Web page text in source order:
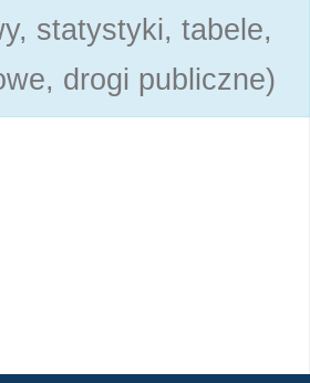
statystyki, tabele,
drogi publiczne)